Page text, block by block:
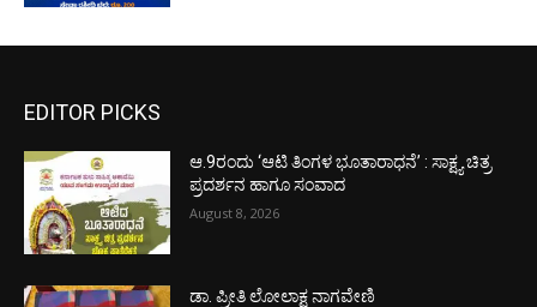
EDITOR PICKS
ಆ.9ರಂದು ‘ಆಟಿ ತಿಂಗಳ ಭೂತಾರಾಧನೆ’ : ಸಾಕ್ಷ್ಯ ಚಿತ್ರ
ಪ್ರದರ್ಶನ ಹಾಗೂ ಸಂವಾದ
August 8, 2026
ಡಾ. ಪ್ರೀತಿ ಲೋಲಾಕ್ಷ ನಾಗವೇಣಿ